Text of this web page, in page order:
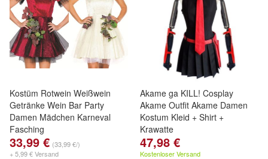
Kostüm Rotwein Weißwein
Getränke Wein Bar Party
Damen Mädchen Karneval
Fasching
33,99 € (33,99 €/)
+ 5,99 € Versand
Akame ga KILL! Cosplay
Akame Outfit Akame Damen
Kostum Kleid + Shirt +
Krawatte
47,98 €
Kostenloser Versand